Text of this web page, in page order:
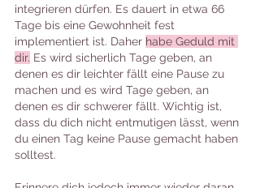
integrieren dürfen. Es dauert in etwa 66
Tage bis eine Gewohnheit fest
implementiert ist. Daher habe Geduld mit
dir. Es wird sicherlich Tage geben, an
denen es dir leichter fällt eine Pause zu
machen und es wird Tage geben, an
denen es dir schwerer fällt. Wichtig ist,
dass du dich nicht entmutigen lässt, wenn
du einen Tag keine Pause gemacht haben
solltest.